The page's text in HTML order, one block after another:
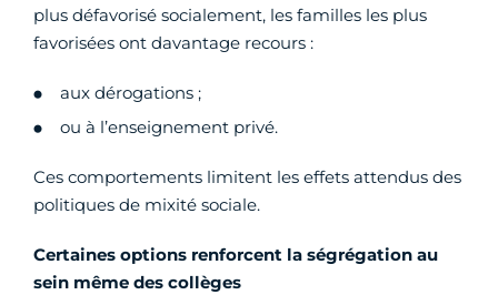
plus défavorisé socialement, les familles les plus
favorisées ont davantage recours :
aux dérogations ;
ou à l’enseignement privé.
Ces comportements limitent les effets attendus des
politiques de mixité sociale.
Certaines options renforcent la ségrégation au
sein même des collèges